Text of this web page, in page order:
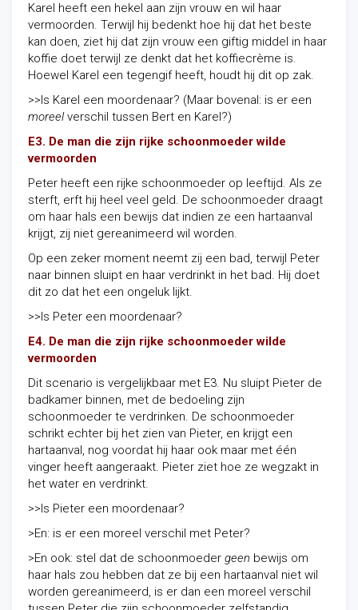
Karel heeft een hekel aan zijn vrouw en wil haar
vermoorden. Terwijl hij bedenkt hoe hij dat het beste
kan doen, ziet hij dat zijn vrouw een giftig middel in haar
koffie doet terwijl ze denkt dat het koffiecrème is.
Hoewel Karel een tegengif heeft, houdt hij dit op zak.
>>Is Karel een moordenaar? (Maar bovenal: is er een
moreelverschil tussen Bert en Karel?)
E3. De man die zijn rijke schoonmoeder wilde
vermoorden
Peter heeft een rijke schoonmoeder op leeftijd. Als ze
sterft, erft hij heel veel geld. De schoonmoeder draagt
om haar hals een bewijs dat indien ze een hartaanval
krijgt, zij niet gereanimeerd wil worden.
Op een zeker moment neemt zij een bad, terwijl Peter
naar binnen sluipt en haar verdrinkt in het bad. Hij doet
dit zo dat het een ongeluk lijkt.
>>Is Peter een moordenaar?
E4. De man die zijn rijke schoonmoeder wilde
vermoorden
Dit scenario is vergelijkbaar met E3. Nu sluipt Pieter de
badkamer binnen, met de bedoeling zijn
schoonmoeder te verdrinken. De schoonmoeder
schrikt echter bij het zien van Pieter, en krijgt een
hartaanval, nog voordat hij haar ook maar met één
vinger heeft aangeraakt. Pieter ziet hoe ze wegzakt in
het water en verdrinkt.
>>Is Pieter een moordenaar?
>En: is er een moreel verschil met Peter?
>En ook: stel dat de schoonmoeder geen bewijs om
haar hals zou hebben dat ze bij een hartaanval niet wil
worden gereanimeerd, is er dan een moreel verschil